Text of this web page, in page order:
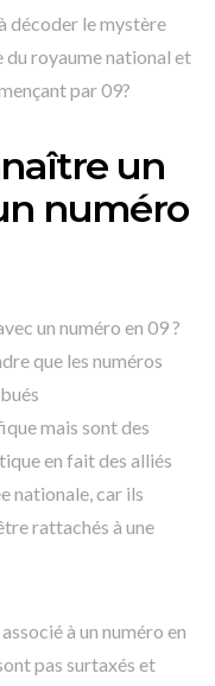
décoder le mystère
du royaume national et
par 09?
un
numéro
un numéro en 09 ?
que les numéros
mais sont des
en fait des alliés
nationale, car ils
rattachés à une
à un numéro en
pas surtaxés et